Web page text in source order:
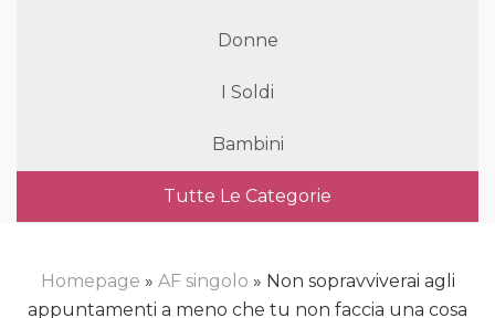
Donne
I Soldi
Bambini
Tutte Le Categorie
Homepage » AF singolo » Non sopravviverai agli
appuntamenti a meno che tu non faccia una cosa